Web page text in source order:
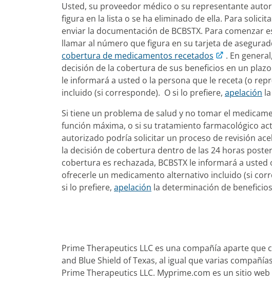
Usted, su proveedor médico o su representante
figura en la lista o se ha eliminado de ella. Para
enviar la documentación de BCBSTX. Para
llamar al número que figura en su tarjeta de
cobertura de medicamentos recetados
. En
decisión de la cobertura de sus beneficios en un
le informará a usted o la persona que le receta (o
incluido (si corresponde). O si lo prefiere, apelación
Si tiene un problema de salud y no tomar el
función máxima, o si su tratamiento farmacológico
autorizado podría solicitar un proceso de revisión
la decisión de cobertura dentro de las 24 horas
cobertura es rechazada, BCBSTX​​​​​​​ le informará a
ofrecerle un medicamento alternativo incluido (si
si lo prefiere, apelación la determinación de
Prime Therapeutics LLC es una compañía aparte
and Blue Shield of Texas, al igual que varias
Prime Therapeutics LLC. Myprime.com es un sitio